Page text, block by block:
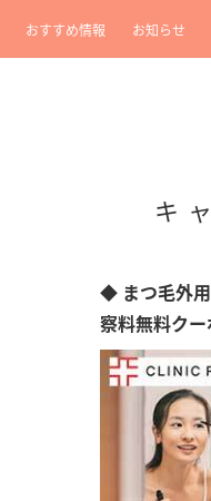
おすすめ情報 お知らせ
キ
◆ まつ毛外
察料無料クー